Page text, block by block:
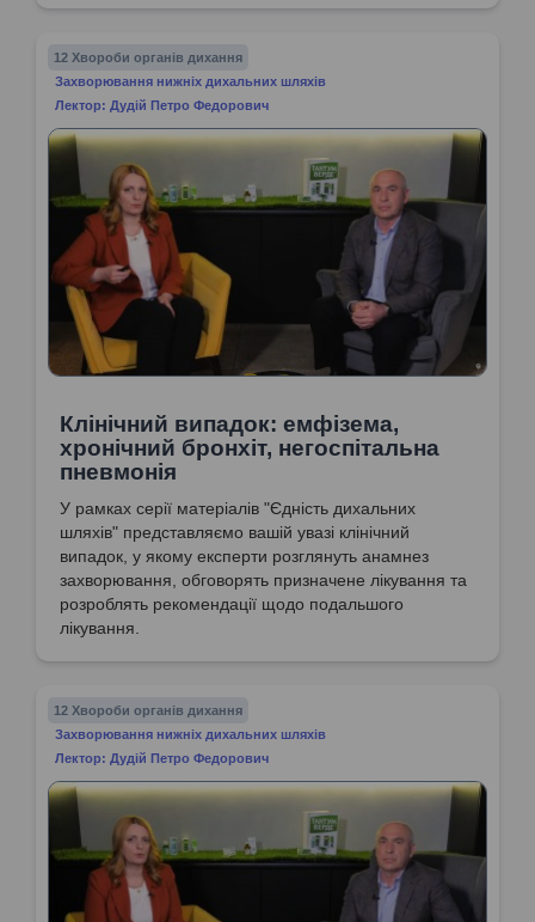
12 Хвороби органів дихання
Захворювання нижніх дихальних шляхів
Лектор: Дудій Петро Федорович
Клінічний випадок: емфізема,
хронічний бронхіт, негоспітальна
пневмонія
У рамках серії матеріалів "Єдність дихальних
шляхів" представляємо вашій увазі клінічний
випадок, у якому експерти розглянуть анамнез
захворювання, обговорять призначене лікування та
розроблять рекомендації щодо подальшого
лікування.
12 Хвороби органів дихання
Захворювання нижніх дихальних шляхів
Лектор: Дудій Петро Федорович